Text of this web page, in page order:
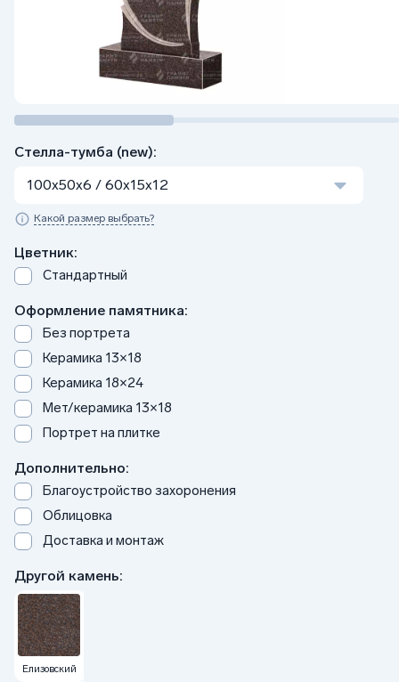
Стелла-тумба (new):
100x50x6 / 60x15x12
Какой размер выбрать?
Цветник:
Стандартный
Оформление памятника:
Без портрета
Керамика 13×18
Керамика 18×24
Мет/керамика 13×18
Портрет на плитке
Дополнительно:
Благоустройство захоронения
Облицовка
Доставка и монтаж
Другой камень:
Елизовский